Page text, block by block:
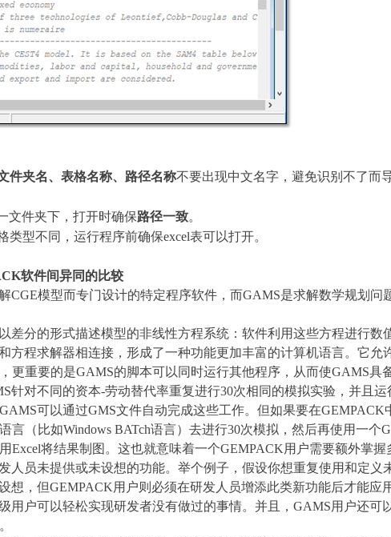
件夹名、表格名称、路径名称不要出现中文名字，避免识别不了而
文件夹下，打开时确保路径一致。
类型不同，运行程序前确保excel表可以打开。
软件间异同的比较
CGE模型而专门设计的特定程序软件，而GAMS是求解数学规划问
差分的形式描述模型的非线性方程系统：软件利用这些方程进行数
方程求解器相连接，形成了一种功能更加丰富的计算机语言。它允
更重要的是GAMS的脚本可以同时运行其他程序，从而使GAMS具
针对不同的资本-劳动替代率重复进行30次相同的模拟实验，并且运
GAMS可以通过GMS文件自动完成这些工作。但如果要在GEMPACK
言（比如Windows BATch语言）去进行30次模拟，然后再使用一个
Excel将结果制图。这也就意味着一个GEMPACK用户需要额外掌握
人员未提供或未设想的功能。举个例子，假设你想重复使用和定义
想，但GEMPACK用户则必须在研发人员增添此类新功能后才能应
用户可以轻松实现研发者没有做过的事情。并且， GAMS用户还可